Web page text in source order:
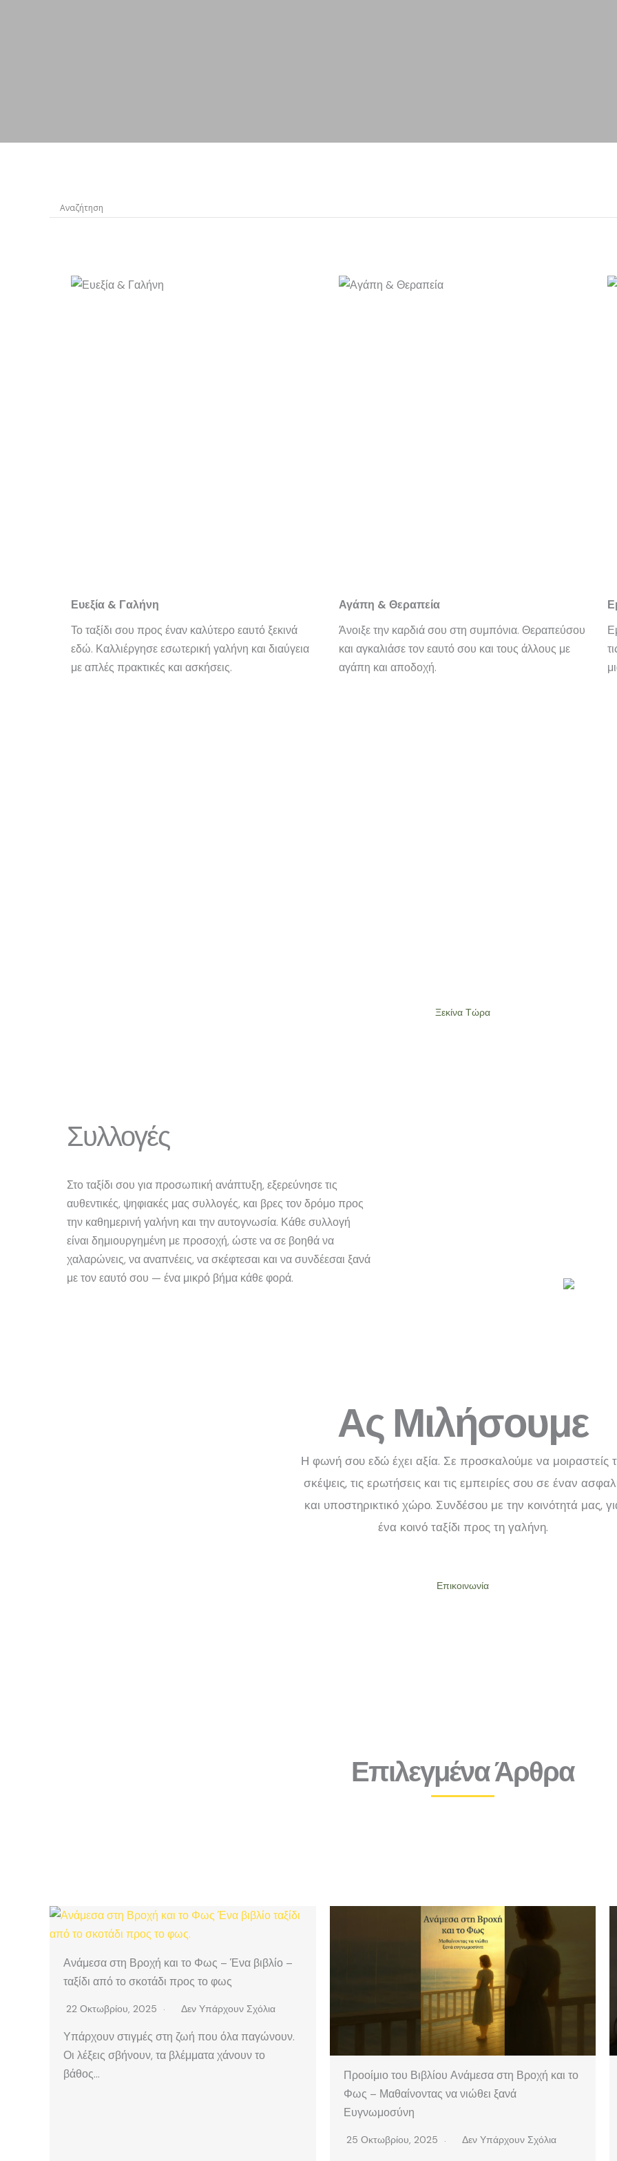
Ευεξία & Γαλήνη
Το ταξίδι σου προς έναν καλύτερο εαυτό ξεκινά
εδώ. Καλλιέργησε εσωτερική γαλήνη και διαύγεια
με απλές πρακτικές και ασκήσεις.
Αγάπη & Θεραπεία
Άνοιξε την καρδιά σου στη συμπόνια. Θεραπεύσου
και αγκαλιάσε τον εαυτό σου και τους άλλους με
αγάπη και αποδοχή.
Ξεκίνα Τώρα
Συλλογές
Στο ταξίδι σου για προσωπική ανάπτυξη, εξερεύνησε τις
αυθεντικές, ψηφιακές μας συλλογές, και βρες τον δρόμο προς
την καθημερινή γαλήνη και την αυτογνωσία. Κάθε συλλογή
είναι δημιουργημένη με προσοχή, ώστε να σε βοηθά να
χαλαρώνεις, να αναπνέεις, να σκέφτεσαι και να συνδέεσαι ξανά
με τον εαυτό σου — ένα μικρό βήμα κάθε φορά.
Ας Μιλήσουμε
Η φωνή σου εδώ έχει αξία. Σε προσκαλούμε να μοιραστείς
σκέψεις, τις ερωτήσεις και τις εμπειρίες σου σε έναν
και υποστηρικτικό χώρο. Συνδέσου με την κοινότητά μας,
ένα κοινό ταξίδι προς τη γαλήνη.
Επικοινωνία
Επιλεγμένα Άρθρα
Ανάμεσα στη Βροχή και το Φως – Ένα βιβλίο –
ταξίδι από το σκοτάδι προς το φως
22 Οκτωβρίου, 2025 Δεν Υπάρχουν Σχόλια
Υπάρχουν στιγμές στη ζωή που όλα παγώνουν.
Οι λέξεις σβήνουν, τα βλέμματα χάνουν το
βάθος…
Προοίμιο του Βιβλίου Ανάμεσα στη Βροχή και το
Φως – Μαθαίνοντας να νιώθει ξανά
Ευγνωμοσύνη
25 Οκτωβρίου, 2025 Δεν Υπάρχουν Σχόλια